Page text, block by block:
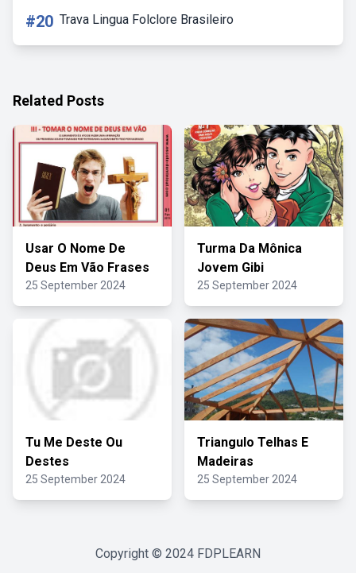
#20 Trava Lingua Folclore Brasileiro
Related Posts
Usar O Nome De
Deus Em Vão Frases
25 September 2024
Turma Da Mônica
Jovem Gibi
25 September 2024
Tu Me Deste Ou
Destes
25 September 2024
Triangulo Telhas E
Madeiras
25 September 2024
Copyright © 2024 FDPLEARN